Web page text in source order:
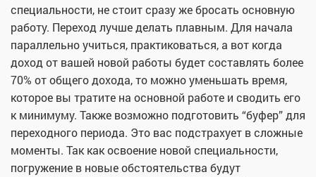
специальности, не стоит сразу же бросать основную
работу. Переход лучше делать плавным. Для начала
параллельно учиться, практиковаться, а вот когда
доход от вашей новой работы будет составлять более
70% от общего дохода, то можно уменьшать время,
которое вы тратите на основной работе и сводить его
к минимуму. Также возможно подготовить “буфер” для
переходного периода. Это вас подстрахует в сложные
моменты. Так как освоение новой специальности,
погружение в новые обстоятельства будут